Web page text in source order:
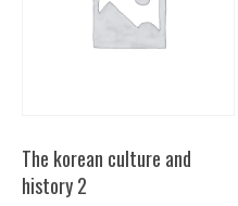
The korean culture and
history 2